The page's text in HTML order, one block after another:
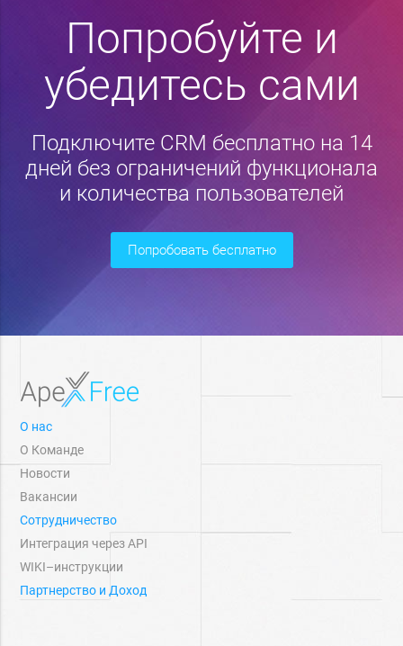
Попробуйте и
убедитесь сами
Подключите CRM бесплатно на 14
дней без ограничений функционала
и количества пользователей
попробовать бесплатно
О нас
О Команде
Новости
Вакансии
Сотрудничество
Интеграция через API
WIKI–инструкции
Партнерство и Доход